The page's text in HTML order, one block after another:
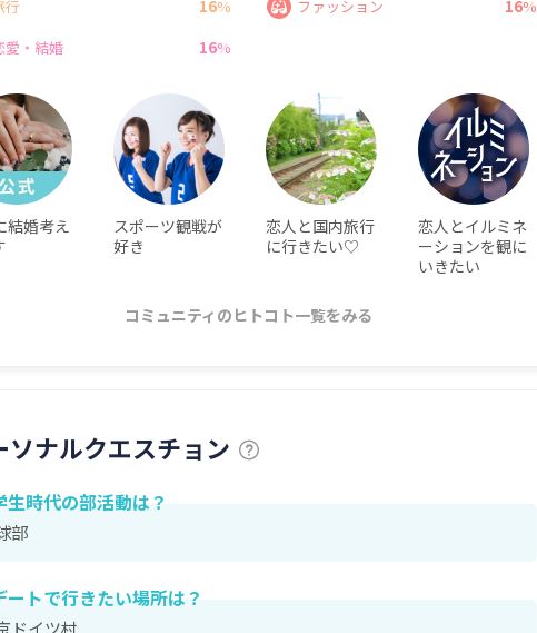
行
16% ファッション 16%
愛・結婚
16%
結婚考え
スポーツ観戦が
好き
恋人と国内旅行
に行きたい♡
恋人とイルミネ
ーションを観に
いきたい
コミュニティのヒトコト一覧をみる
ソナルクエスチョン
生時代の部活動は？
部
ートで行きたい場所は？
ドイツ村